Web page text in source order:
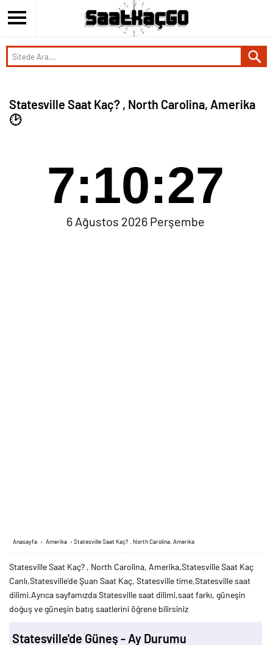
Statesville Saat Kaç? , North Carolina, Amerika
🕑
7:10:27
6 Ağustos 2026 Perşembe
Anasayfa › Amerika › Statesville Saat Kaç? , North Carolina, Amerika
Statesville Saat Kaç? , North Carolina, Amerika,Statesville Saat Kaç
Canlı,Statesville'de Şuan Saat Kaç, Statesville time,Statesville saat
dilimi.Ayrıca sayfamızda Statesville saat dilimi,saat farkı, güneşin
doğuş ve güneşin batış saatlerini öğrene bilirsiniz
Statesville'de Güneş - Ay Durumu